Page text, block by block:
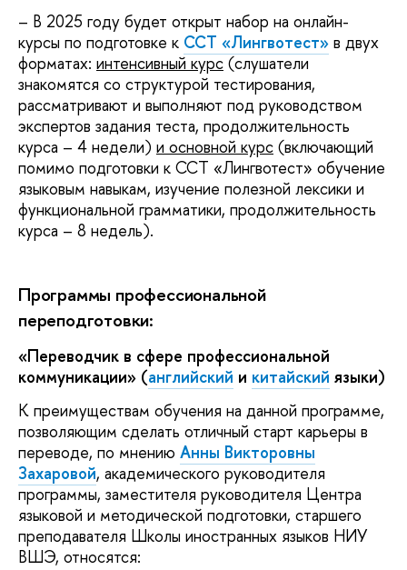
– В 2025 году будет открыт набор на онлайн-
курсы по подготовке к ССТ «Лингвотест» в двух
форматах: интенсивный курс (слушатели
знакомятся со структурой тестирования,
рассматривают и выполняют под руководством
экспертов задания теста, продолжительность
курса – 4 недели) и основной курс (включающий
помимо подготовки к ССТ «Лингвотест» обучение
языковым навыкам, изучение полезной лексики и
функциональной грамматики, продолжительность
курса – 8 недель).
Программы профессиональной
переподготовки:
«Переводчик в сфере профессиональной
коммуникации» (английский и китайский языки)
К преимуществам обучения на данной программе,
позволяющим сделать отличный старт карьеры в
переводе, по мнению Анны Викторовны
Захаровой, академического руководителя
программы, заместителя руководителя Центра
языковой и методической подготовки, старшего
преподавателя Школы иностранных языков НИУ
ВШЭ, относятся: